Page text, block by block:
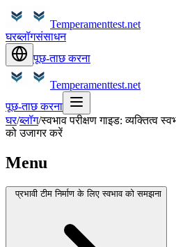
Temperamenttest.net
घरब्लॉगसंसाधन
पूछ-ताछ करना
Temperamenttest.net
पूछ-ताछ करना
घर/ब्लॉग/स्वभाव परीक्षण गाइड: व्यक्तित्व
को उजागर करें
Menu
प्रभावी टीम निर्माण के लिए स्वभाव को समझना